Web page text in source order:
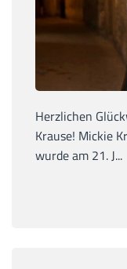
Herzlichen
Krause! Mickie
wurde am 21. J...